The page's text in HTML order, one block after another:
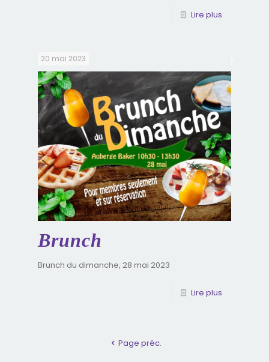
Lire plus
20 mai 2023
Brunch
Brunch du dimanche, 28 mai 2023
Lire plus
Page préc.